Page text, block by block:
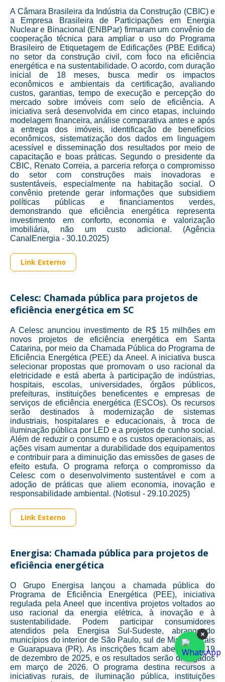
A Câmara Brasileira da Indústria da Construção (CBIC) e
a Empresa Brasileira de Participações em Energia
Nuclear e Binacional (ENBPar) firmaram um convênio de
cooperação técnica para ampliar o uso do Programa
Brasileiro de Etiquetagem de Edificações (PBE Edifica)
no setor da construção civil, com foco na eficiência
energética e na sustentabilidade. O acordo, com duração
inicial de 18 meses, busca medir os impactos
econômicos e ambientais da certificação, avaliando
custos, garantias, tempo de execução e percepção do
mercado sobre imóveis com selo de eficiência. A
iniciativa será desenvolvida em cinco etapas, incluindo
modelagem financeira, análise comparativa antes e após
a entrega dos imóveis, identificação de benefícios
econômicos, sistematização dos dados em linguagem
acessível e disseminação dos resultados por meio de
capacitação e boas práticas. Segundo o presidente da
CBIC, Renato Correia, a parceria reforça o compromisso
do setor com construções mais inovadoras e
sustentáveis, especialmente na habitação social. O
convênio pretende gerar informações que subsidiem
políticas públicas e financiamentos verdes,
demonstrando que eficiência energética representa
investimento em conforto, economia e valorização
imobiliária, não um custo adicional. (Agência
CanalEnergia - 30.10.2025)
Link Externo
Celesc: Chamada pública para projetos de
eficiência energética em SC
A Celesc anunciou investimento de R$ 15 milhões em
novos projetos de eficiência energética em Santa
Catarina, por meio da Chamada Pública do Programa de
Eficiência Energética (PEE) da Aneel. A iniciativa busca
selecionar propostas que promovam o uso racional da
eletricidade e está aberta à participação de indústrias,
hospitais, escolas, universidades, órgãos públicos,
prefeituras, instituições beneficentes e empresas de
serviços de eficiência energética (ESCOs). Os recursos
serão destinados à modernização de sistemas
industriais, hospitalares e educacionais, à troca de
iluminação pública por LED e a projetos de cunho social.
Além de reduzir o consumo e os custos operacionais, as
ações visam aumentar a durabilidade dos equipamentos
e contribuir para a diminuição das emissões de gases de
efeito estufa. O programa reforça o compromisso da
Celesc com o desenvolvimento sustentável e com a
adoção de práticas que aliem economia, inovação e
responsabilidade ambiental. (Notisul - 29.10.2025)
Link Externo
Energisa: Chamada pública para projetos de
eficiência energética
O Grupo Energisa lançou a chamada pública do
Programa de Eficiência Energética (PEE), iniciativa
regulada pela Aneel que incentiva projetos voltados ao
uso racional da energia elétrica, à inovação e à
sustentabilidade. Podem participar consumidores
atendidos pela Energisa Sul-Sudeste, abrangendo
municípios do interior de São Paulo, sul de Minas Gerais
e Guarapuava (PR). As inscrições ficam abertas até 19
de dezembro de 2025, e os resultados serão divulgados
em março de 2026. O programa destina recursos a
iniciativas rurais, de iluminação pública, instituições
×